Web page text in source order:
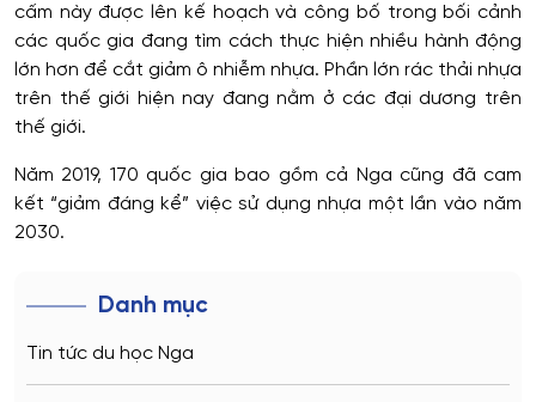
cấm này được lên kế hoạch và công bố trong bối cảnh
các quốc gia đang tìm cách thực hiện nhiều hành động
lớn hơn để cắt giảm ô nhiễm nhựa. Phần lớn rác thải nhựa
trên thế giới hiện nay đang nằm ở các đại dương trên
thế giới.
Năm 2019, 170 quốc gia bao gồm cả Nga cũng đã cam
kết “giảm đáng kể” việc sử dụng nhựa một lần vào năm
2030.
Danh mục
Tin tức du học Nga